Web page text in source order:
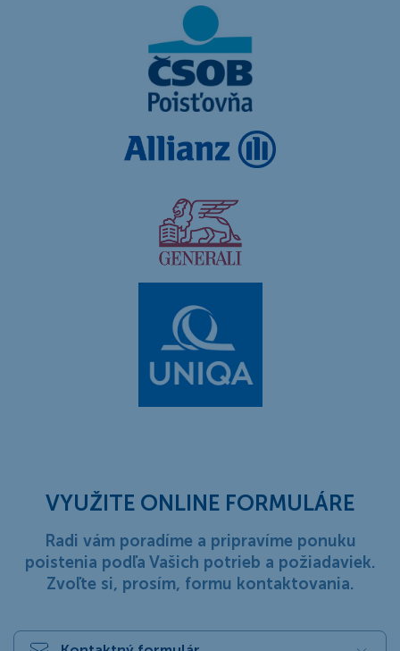
VYUŽITE ONLINE FORMULÁRE
Radi vám poradíme a pripravíme ponuku
poistenia podľa Vašich potrieb a požiadaviek.
Zvoľte si, prosím, formu kontaktovania.